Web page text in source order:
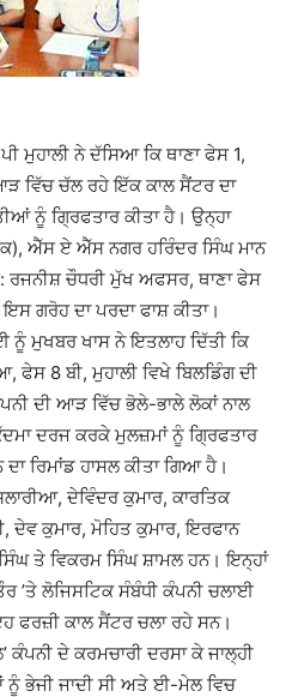
ਮੁਹਾਲੀ ਨੇ ਦੱਸਿਆ ਕਿ ਥਾਣਾ ਫੇਸ 1,
ਵਿੱਚ ਚੱਲ ਰਹੇ ਇੱਕ ਕਾਲ ਸੈਂਟਰ ਦਾ
ਨੂੰ ਗਿ੍ਰਫਤਾਰ ਕੀਤਾ ਹੈ। ਉਨ੍ਹਾ
ਐੱਸ ਏ ਐੱਸ ਨਗਰ ਹਰਿੰਦਰ ਸਿੰਘ ਮਾਨ
ਚੌਧਰੀ ਮੁੱਖ ਅਫਸਰ, ਥਾਣਾ ਫੇਸ
ਗਰੋਹ ਦਾ ਪਰਦਾ ਫਾਸ਼ ਕੀਤਾ।
ਨੂੰ ਮੁਖਬਰ ਖਾਸ ਨੇ ਇਤਲਾਹ ਦਿੱਤੀ ਕਿ
8 ਬੀ, ਮੁਹਾਲੀ ਵਿਖੇ ਬਿਲਡਿੰਗ ਦੀ
ਦੀ ਆੜ ਵਿੱਚ ਭੋਲੇ-ਭਾਲੇ ਲੋਕਾਂ ਨਾਲ
ਦਰਜ ਕਰਕੇ ਮੁਲਜ਼ਮਾਂ ਨੂੰ ਗਿ੍ਰਫਤਾਰ
ਰਿਮਾਂਡ ਹਾਸਲ ਕੀਤਾ ਗਿਆ ਹੈ।
ਦੇਵਿੰਦਰ ਕੁਮਾਰ, ਕਾਰਤਿਕ
ਦੇਵ ਕੁਮਾਰ, ਮੋਹਿਤ ਕੁਮਾਰ, ਇਰਫਾਨ
ਤੇ ਵਿਕਰਮ ਸਿੰਘ ਸ਼ਾਮਲ ਹਨ। ਇਨ੍ਹਾਂ
’ਤੇ ਲੋਜਿਸਟਿਕ ਸੰਬੰਧੀ ਕੰਪਨੀ ਚਲਾਈ
ਫਰਜ਼ੀ ਕਾਲ ਸੈਂਟਰ ਚਲਾ ਰਹੇ ਸਨ।
ਦੇ ਕਰਮਚਾਰੀ ਦਰਸਾ ਕੇ ਜਾਲ੍ਹੀ
ਭੇਜੀ ਜਾਦੀ ਸੀ ਅਤੇ ਈ-ਮੇਲ ਵਿਚ